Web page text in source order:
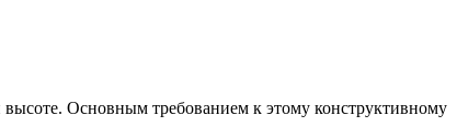
Основным требованием к этому конструктивному